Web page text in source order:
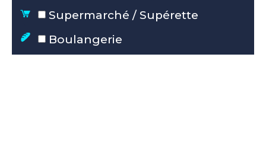
Supermarché / Supérette
Boulangerie